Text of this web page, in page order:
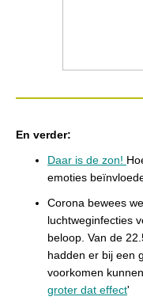
En verder:
Daar is de zon!
emoties
Corona bewees
luchtweginfecties
beloop. Van de
hadden er bij een
voorkomen
groter dat effect'